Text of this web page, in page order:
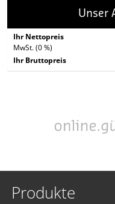
Unser
Ihr Nettopreis
MwSt. (0 %)
Ihr Bruttopreis
Produkte